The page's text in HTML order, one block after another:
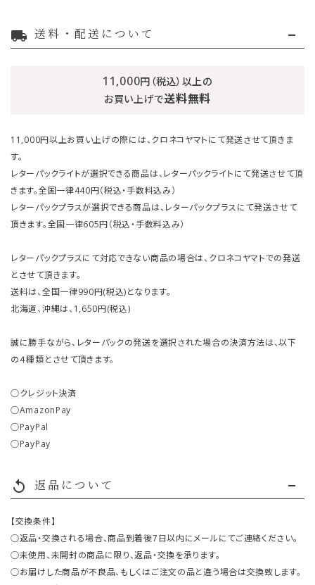
local_shipping 送料・配送について
11,000円（税込）以上の
お買い上げで送料無料
11,000円以上お買い上げの際には、クロネコヤマトにて発送させて頂きま
す。
レターパックライトが選択できる商品は、レターパックライトにて発送させて頂
きます。全国一律440円（税込・手数料込み）
レターパックプラスが選択できる商品は、レターパックプラスにて発送させて
頂きます。全国一律605円（税込・手数料込み）
レターパックプラスにて対応できない商品の場合は、クロネコヤマトでの発送
とさせて頂きます。
送料は、全国一律990円(税込)となります。
北海道、沖縄は、1,650円(税込)
誠に勝手ながら、レターパックの発送を選択された場合の決済方法は、以下
の４種類とさせて頂きます。
○クレジット決済
○AmazonPay
○PayPal
○PayPay
replay 返品について
【交換条件】
○返品・交換される場合、商品到着後7日以内にメールにてご連絡ください。
○未使用、未開封の商品に限り、返品・交換を承ります。
○お届けした商品が不良品、もしくはご注文の品と違う場合は交換致します。